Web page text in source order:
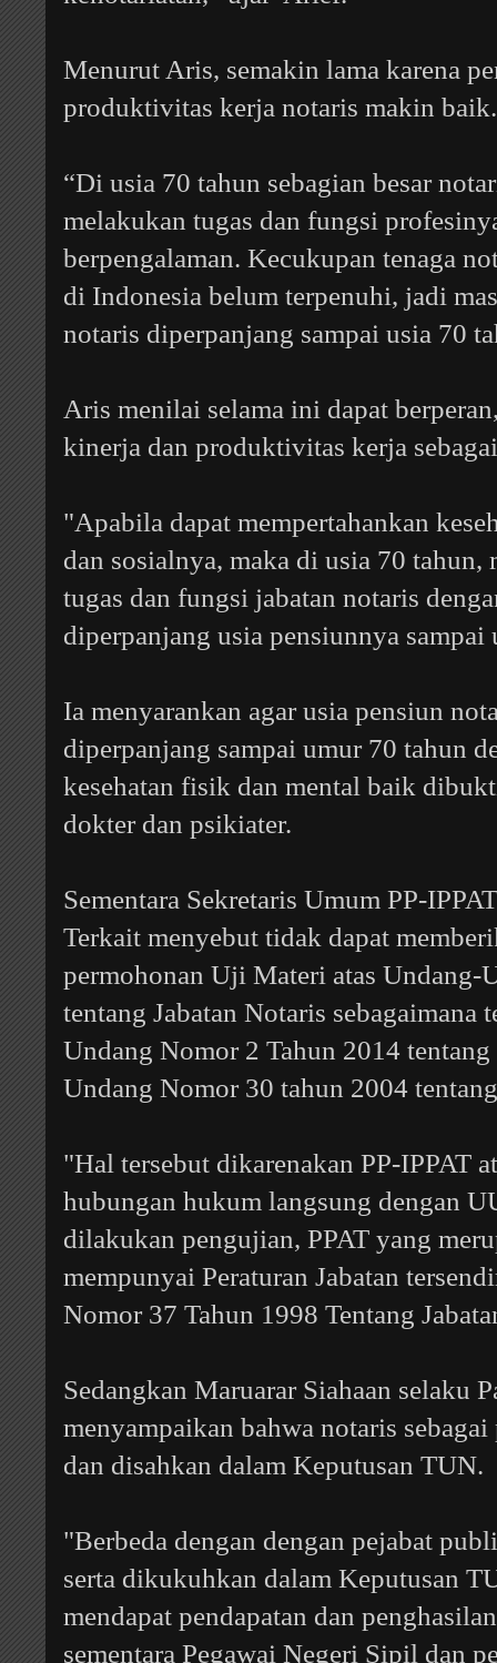
Menurut Aris, semakin lama karena
produktivitas kerja notaris makin
“Di usia 70 tahun sebagian besar
melakukan tugas dan fungsi
berpengalaman. Kecukupan tenaga
di Indonesia belum terpenuhi, jadi
notaris diperpanjang sampai usia 70
Aris menilai selama ini dapat
kinerja dan produktivitas kerja
"Apabila dapat mempertahankan
dan sosialnya, maka di usia 70 tahun,
tugas dan fungsi jabatan notaris
diperpanjang usia pensiunnya
Ia menyarankan agar usia pensiun
diperpanjang sampai umur 70 tahun
kesehatan fisik dan mental baik
dokter dan psikiater.
Sementara Sekretaris Umum PP-
Terkait menyebut tidak dapat
permohonan Uji Materi atas Undang-
tentang Jabatan Notaris sebagaimana
Undang Nomor 2 Tahun 2014 tentang
Undang Nomor 30 tahun 2004
"Hal tersebut dikarenakan PP-IPPAT
hubungan hukum langsung dengan
dilakukan pengujian, PPAT yang
mempunyai Peraturan Jabatan
Nomor 37 Tahun 1998 Tentang
Sedangkan Maruarar Siahaan selaku
menyampaikan bahwa notaris
dan disahkan dalam Keputusan TUN.
"Berbeda dengan dengan pejabat
serta dikukuhkan dalam Keputusan
mendapat pendapatan dan
sementara Pegawai Negeri Sipil dan